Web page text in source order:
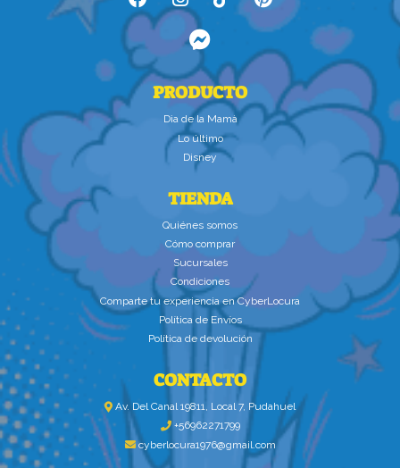
PRODUCTO
Dìa de la Mamà
Lo último
Disney
TIENDA
Quiénes somos
Cómo comprar
Sucursales
Condiciones
Comparte tu experiencia en CyberLocura
Política de Envíos
Política de devolución
CONTACTO
Av. Del Canal 19811, Local 7, Pudahuel
+56962271799
cyberlocura1976@gmail.com